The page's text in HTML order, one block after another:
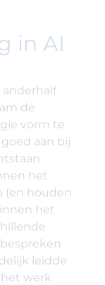
in AI
de
vorm te
aan bij
het
(en houden
het
leidde
werk